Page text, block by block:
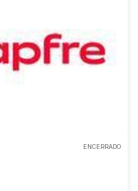
ENCERRADO